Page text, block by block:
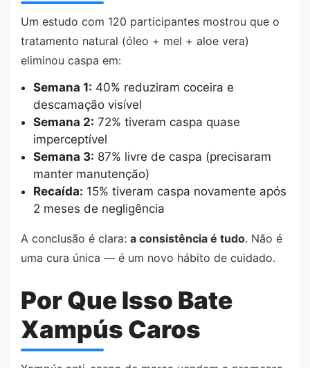
Um estudo com 120 participantes mostrou que o
tratamento natural (óleo + mel + aloe vera)
eliminou caspa em:
Semana 1: 40% reduziram coceira e
descamação visível
Semana 2: 72% tiveram caspa quase
imperceptível
Semana 3: 87% livre de caspa (precisaram
manter manutenção)
Recaída: 15% tiveram caspa novamente após
2 meses de negligência
A conclusão é clara: a consistência é tudo. Não é
uma cura única — é um novo hábito de cuidado.
Por Que Isso Bate
Xampús Caros